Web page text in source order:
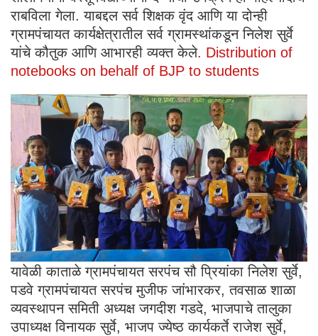
राबविला गेला. याबद्दल सर्व शिक्षक वृंद आणि या दोन्ही
ग्रामपंचायत कार्यक्षेत्रातील सर्व ग्रामस्थांकडून निलेश सुर्वे
यांचे कौतुक आणि आभारही व्यक्त केले. Distribution of
notebooks on behalf of BJP to students
यावेळी काताळे ग्रामपंचायत सरपंच सौ प्रियांका निलेश सुर्वे,
पडवे ग्रामपंचायत सरपंच मुजीफ जांभारकर, तवसाळ शाळा
व्यवस्थापन समिती अध्यक्ष जगदीश गडदे, भाजपाचे तालुका
उपाध्यक्ष विनायक सुर्वे, भाजप ज्येष्ठ कार्यकर्ते राजेश सुर्वे,